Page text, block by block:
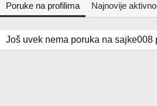
Poruke na profilima Najnovije
Još uvek nema poruka na sajke008